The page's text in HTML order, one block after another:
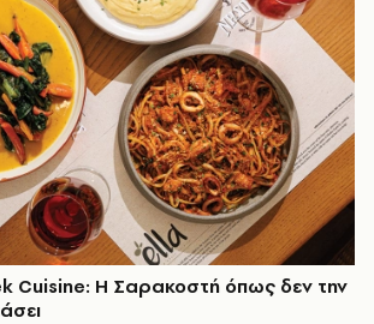
Cuisine: Η Σαρακοστή όπως δεν την